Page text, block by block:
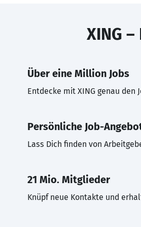
XING
Über eine Million Jobs
Entdecke mit XING genau den
Persönliche Job-
Lass Dich finden von
21 Mio. Mitglieder
Knüpf neue Kontakte und